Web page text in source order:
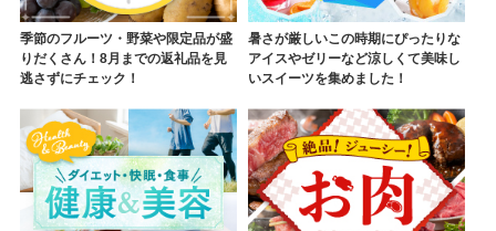
季節のフルーツ・野菜や限定品が盛
りだくさん！8月までの返礼品を見
逃さずにチェック！
暑さが厳しいこの時期にぴったりな
アイスやゼリーなど涼しくて美味し
いスイーツを集めました！